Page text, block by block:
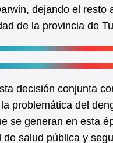
dejando el resto
de la provincia de
decisión conjunta
problemática del
se generan en esta
de salud pública y